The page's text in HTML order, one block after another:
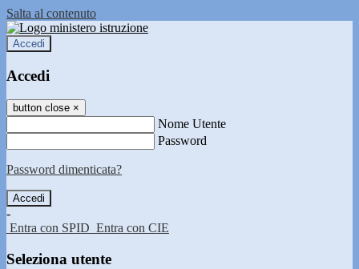
Salta al contenuto
Accedi
Accedi
button close ×
Nome Utente
Password
Password dimenticata?
-
Entra con SPID Entra con CIE
Seleziona utente